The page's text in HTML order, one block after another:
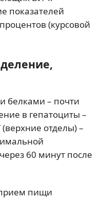
показателей
(курсовой
белками – почти
в гепатоциты –
отделы) –
60 минут после
пищи